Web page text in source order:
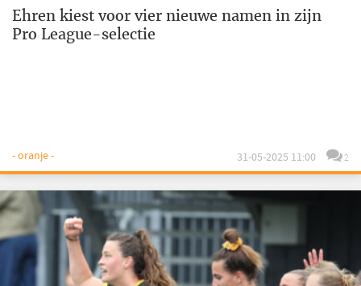
Ehren kiest voor vier nieuwe namen in zijn
Pro League-selectie
- oranje - 31-05-2025 11:00 2